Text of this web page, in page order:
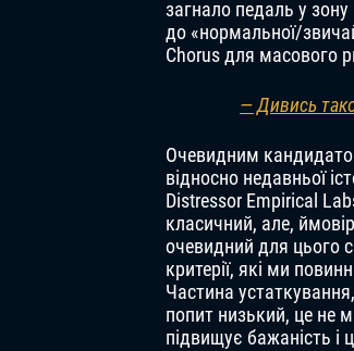
загнало педаль у
до «нормальної/
Chorus для масового
— Дивись
Очевидним
відносно недавньої
Distressor Empirical
класичний, але,
очевидний для цього
критерії, які ми
Частина
попит низький, це не
підвищує бажаність і